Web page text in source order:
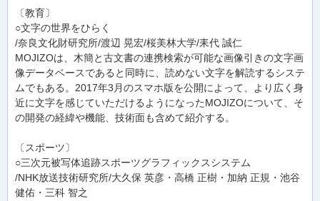
〔教育〕
○文字の世界をひらく
/奈良文化財研究所/渡辺 晃宏/桜美林大学/耒代 誠仁
MOJIZOは、木簡と古文書の連携検索が可能な画像引きの文字画
像データベースであると同時に、読めない文字を解読するシステ
ムでもある。2017年3月のスマホ版を公開によって、より広く身
近に文字を感じていただけるようになったMOJIZOについて、そ
の開発の経緯や機能、技術面も含めて紹介する。
〔スポーツ〕
○三次元被写体追跡スポーツグラフィックスシステム
/NHK放送技術研究所/大久保 英彦・高橋 正樹・加納 正規・池谷
健佑・三科 智之